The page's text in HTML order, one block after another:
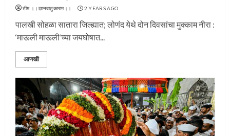
टीम ।।ज्ञानबातुकाराम।। 2 YEARS AGO
पालखी सोहळा सातारा जिल्ह्यात; लोणंद येथे दोन दिवसांचा मुक्काम नीरा :
‘माऊली माऊली’च्या जयघोषात...
आणखी